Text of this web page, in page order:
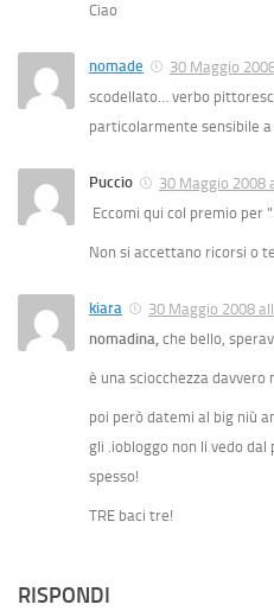
Ciao
nomade
30 Maggio
scodellato… verbo
particolarmente sensibile
Puccio
30 Maggio 2008
Eccomi qui col premio per
Non si accettano ricorsi o
kiara
30 Maggio 2008
nomadina, che bello,
è una sciocchezza davvero
poi però datemi al big niù
gli .iobloggo non li vedo dal
spesso!
TRE baci tre!
RISPONDI